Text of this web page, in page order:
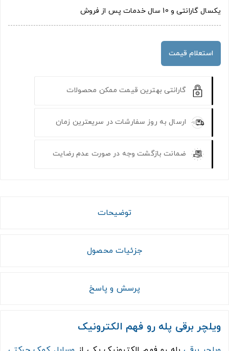
یکسال گارانتی و 10 سال خدمات پس از فروش
استعلام قیمت
گارانتی بهترین قیمت ممکن محصولات
ارسال به روز سفارشات در سریعترین زمان
ضمانت بازگشت وجه در صورت عدم رضایت
توضیحات
جزئیات محصول
پرسش و پاسخ
ویلچر برقی پله رو فهم الکترونیک